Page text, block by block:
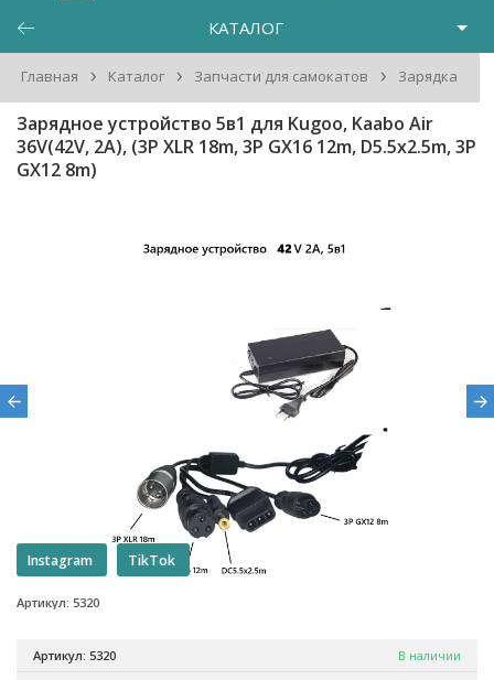
КАТАЛОГ
Главная › Каталог › Запчасти для самокатов › Зарядка
Зарядное устройство 5в1 для Kugoo, Kaabo Air
36V(42V, 2A), (3P XLR 18m, 3P GX16 12m, D5.5x2.5m, 3P
GX12 8m)
Артикул: 5320
Instagram TikTok
Артикул: 5320 В наличии